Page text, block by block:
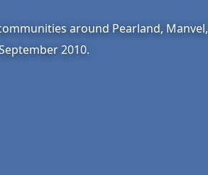
around Pearland, Manvel,
2010.